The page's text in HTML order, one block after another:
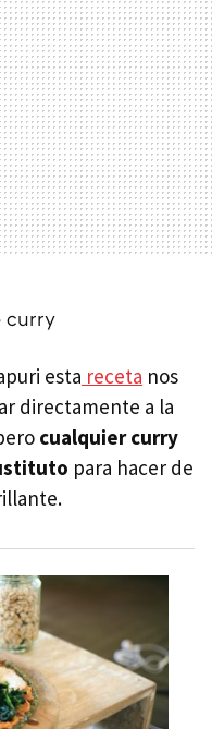
curry
esta receta nos
directamente a la
cualquier curry
para hacer de